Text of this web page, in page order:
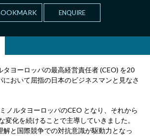
ENQUIRE
タヨーロッパの最高経営責任者 (CEO) を20
において屈指の日本のビジネスマンと見なさ
ノルタヨーロッパのCEO となり、それから
変化を続けることで主導していきました。
解と国際競争での対抗意識が駆動力となっ